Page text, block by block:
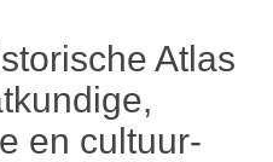
Atlas
en cultuur-